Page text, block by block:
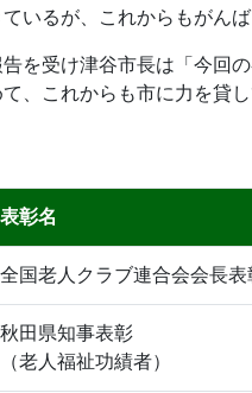
ているが、これからもがん
告を受け津谷市長は「今回
、これからも市に力を貸
表彰名
全国老人クラブ連合会会長表
秋田県知事表彰
（老人福祉功績者）